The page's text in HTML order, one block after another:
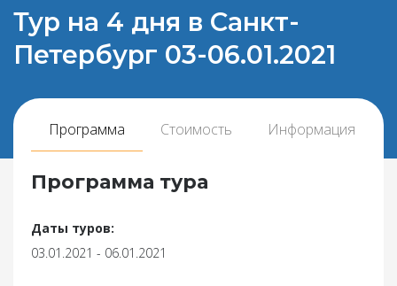
Тур на 4 дня в Санкт-
Петербург 03-06.01.2021
Программа Стоимость Информация
Программа тура
Даты туров:
03.01.2021 - 06.01.2021